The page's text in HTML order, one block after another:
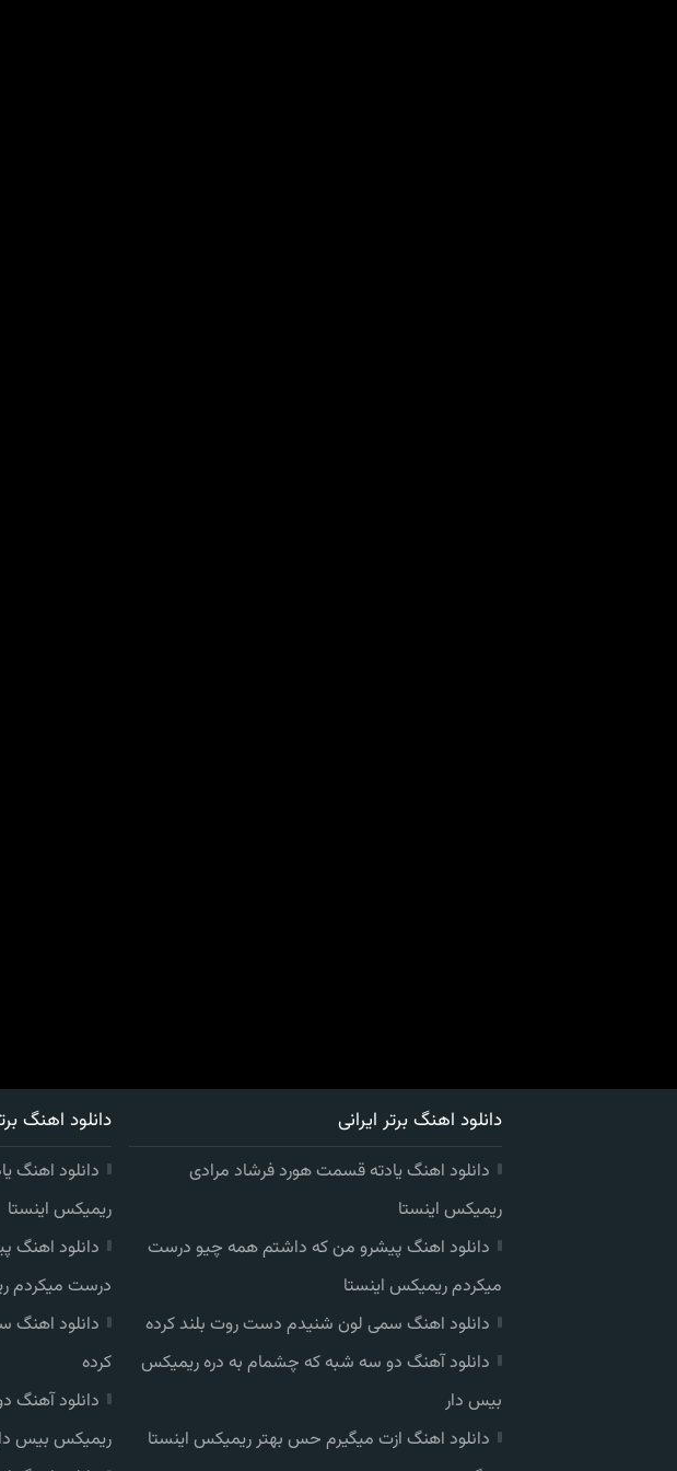
دانلود اهنگ برتر ایرانی
دانلود اهنگ یادته قسمت هورد فرشاد مرادی
ریمیکس اینستا
دانلود اهنگ پیشرو من که داشتم همه چیو درست
میکردم ریمیکس اینستا
دانلود اهنگ سمی لون شنیدم دست روت بلند کرده
دانلود آهنگ دو سه شبه که چشمام به دره ریمیکس
بیس دار
دانلود اهنگ ازت میگیرم حس بهتر ریمیکس اینستا
دانلود اهنگ
دانلود اهنگ
ریمیکس اینستا
دانلود
درست میکردم
دانلود
کرده
دانلود آهنگ
ریمیکس بیس